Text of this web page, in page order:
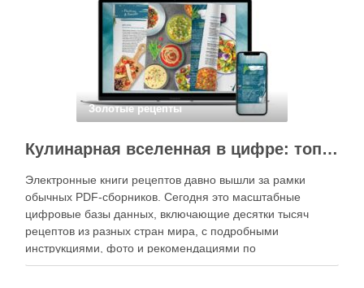
Золотые рецепты
Кулинарная вселенная в цифре: топ-3 самых больших электронных книг рецептов
Электронные книги рецептов давно вышли за рамки
обычных PDF-сборников. Сегодня это масштабные
цифровые базы данных, включающие десятки тысяч
рецептов из разных стран мира, с подробными
инструкциями, фото и рекомендациями по
приготовлению. В отличие от печатных изданий,